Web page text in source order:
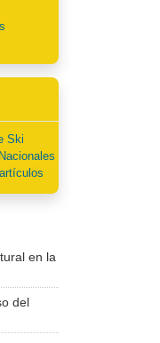
Ski
en la
del